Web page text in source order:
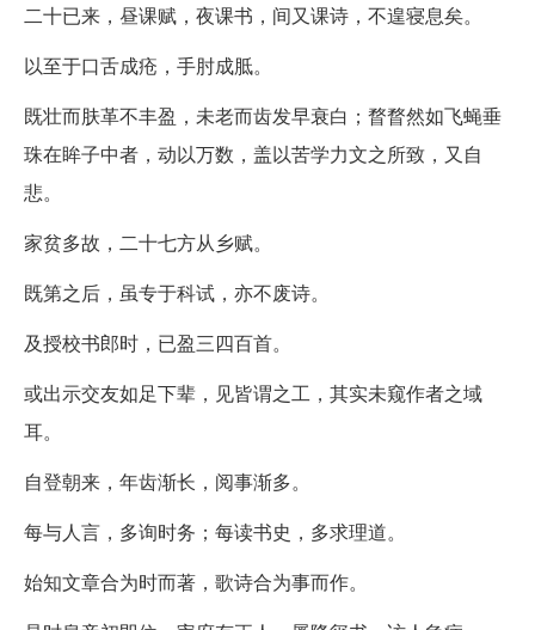
二十已来，昼课赋，夜课书，间又课诗，不遑寝息矣。
以至于口舌成疮，手肘成胝。
既壮而肤革不丰盈，未老而齿发早衰白；瞀瞀然如飞蝇垂
珠在眸子中者，动以万数，盖以苦学力文之所致，又自
悲。
家贫多故，二十七方从乡赋。
既第之后，虽专于科试，亦不废诗。
及授校书郎时，已盈三四百首。
或出示交友如足下辈，见皆谓之工，其实未窥作者之域
耳。
自登朝来，年齿渐长，阅事渐多。
每与人言，多询时务；每读书史，多求理道。
始知文章合为时而著，歌诗合为事而作。